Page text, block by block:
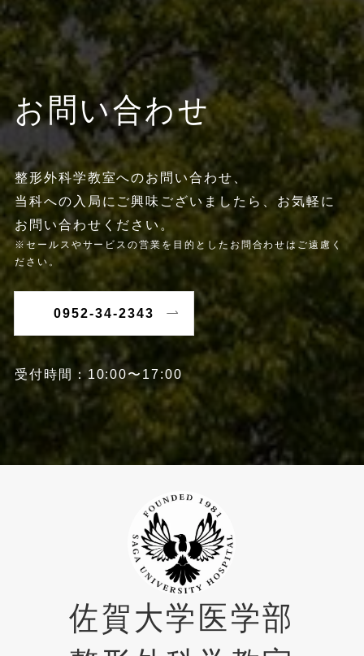
お問い合わせ
整形外科学教室へのお問い合わせ、
当科への入局にご興味ございましたら、お気軽に
お問い合わせください。
※セールスやサービスの営業を目的としたお問合わせはご遠慮く
ださい。
0952-34-2343
受付時間：10:00〜17:00
佐賀大学医学部